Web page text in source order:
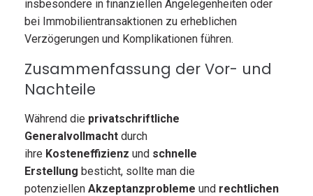
insbesondere in finanziellen Angelegenheiten oder
bei Immobilientransaktionen zu erheblichen
Verzögerungen und Komplikationen führen.
Zusammenfassung der Vor- und
Nachteile
Während die privatschriftliche
Generalvollmacht durch
ihre Kosteneffizienz und schnelle
Erstellung besticht, sollte man die
potenziellen Akzeptanzprobleme und rechtlichen